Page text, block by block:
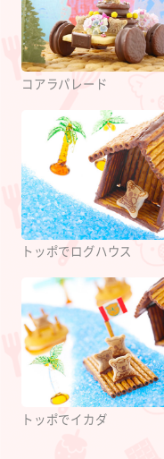
コアラパレード
トッポでログハウス
トッポでイカダ